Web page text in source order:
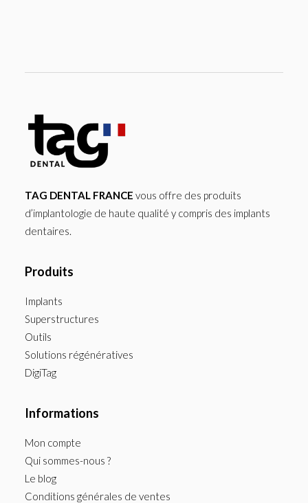
TAG DENTAL FRANCE vous offre des produits
d’implantologie de haute qualité y compris des implants
dentaires.
Produits
Implants
Superstructures
Outils
Solutions régénératives
DigiTag
Informations
Mon compte
Qui sommes-nous ?
Le blog
Conditions générales de ventes